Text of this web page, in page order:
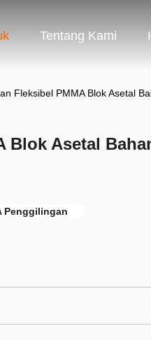
Tentang Kami
Fleksibel PMMA Blok Asetal
Blok Asetal
Penggilingan